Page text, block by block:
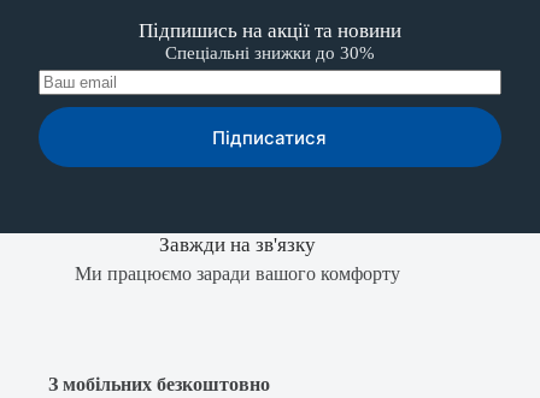
Підпишись на акції та новини
Спеціальні знижки до 30%
Підписатися
Завжди на зв'язку
Ми працюємо заради вашого комфорту
З мобільних безкоштовно